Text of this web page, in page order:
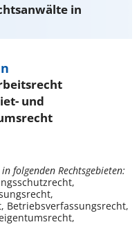
in
und
folgenden Rechtsgebieten:
Betriebsverfassungsrecht,